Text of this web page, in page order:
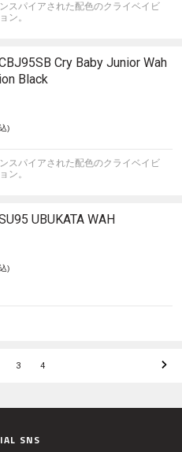
スパイアされた配色のクライベイビ
ン。
Cry Baby Junior Wah
Black
)
スパイアされた配色のクライベイビ
ン。
UBUKATA WAH
)
3 4
SNS